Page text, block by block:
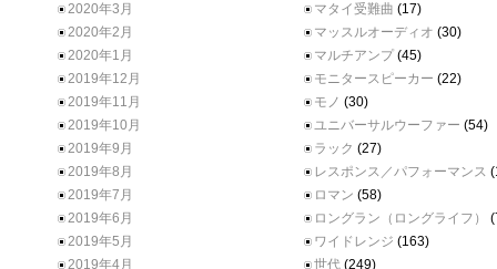
2020年3月
2020年2月
2020年1月
2019年12月
2019年11月
2019年10月
2019年9月
2019年8月
2019年7月
2019年6月
2019年5月
2019年4月
マタイ受難曲 (17)
マッスルオーディオ (30)
マルチアンプ (45)
モニタースピーカー (22)
モノ (30)
ユニバーサルウーファー (54)
ラック (27)
レスポンス／パフォーマンス
ロマン (58)
ロングラン（ロングライフ）
ワイドレンジ (163)
世代 (249)